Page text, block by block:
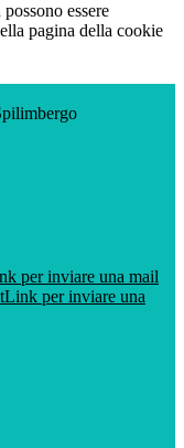
essere
pagina della cookie
per inviare una mail
Link per inviare una